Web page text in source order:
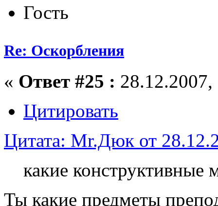
Гость
Re: Оскорбления
« Ответ #25 :
Цитировать
Цитата: Mr.Дюк от
какие конструктивные
Ты какие предметы